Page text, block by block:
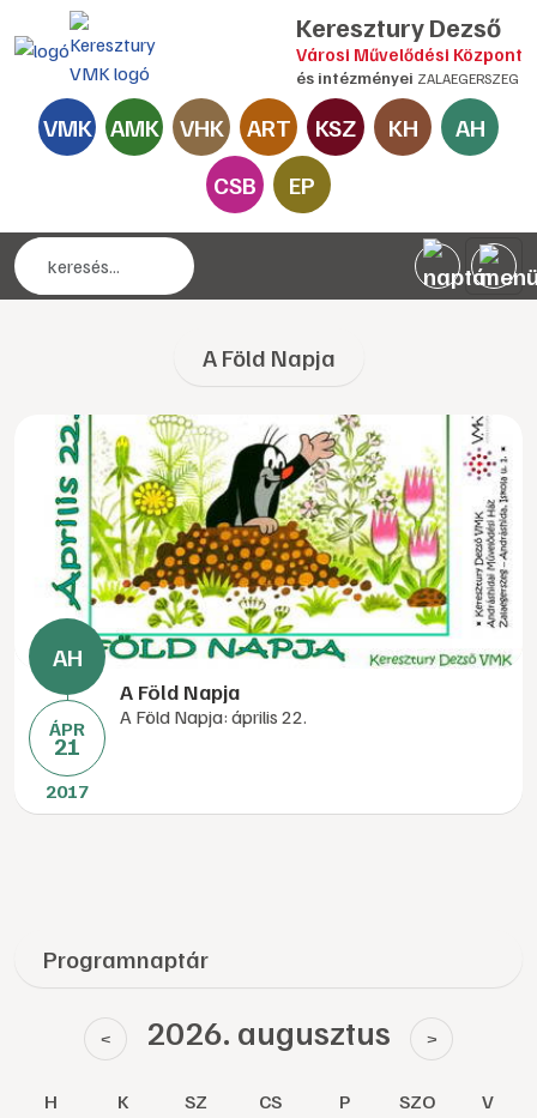
Keresztury Dezső
Városi Művelődési Központ
és intézményei ZALAEGERSZEG
VMK AMK VHK ART KSZ KH
AH
CSB
EP
A Föld Napja
ÁPR
21
2017
A Föld Napja
A Föld Napja: április 22.
Programnaptár
< 2026. augusztus >
H K SZ CS P SZO V